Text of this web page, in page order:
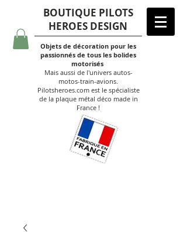
BOUTIQUE PILOTS
HEROES DESIGN
Objets de décoration pour les
passionnés de tous les bolides
motorisés
Mais aussi de l'univers autos-
motos-train-avions.
Pilotsheroes.com est le spécialiste
de la plaque métal déco made in
France !